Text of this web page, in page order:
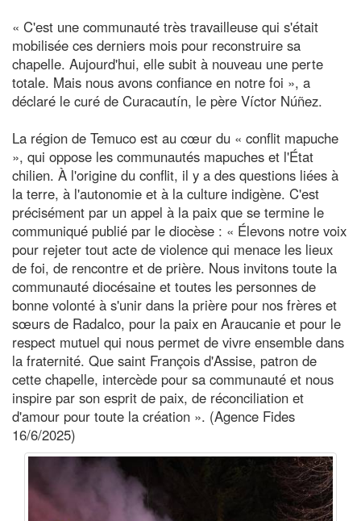
« C'est une communauté très travailleuse qui s'était
mobilisée ces derniers mois pour reconstruire sa
chapelle. Aujourd'hui, elle subit à nouveau une perte
totale. Mais nous avons confiance en notre foi », a
déclaré le curé de Curacautín, le père Víctor Núñez.
La région de Temuco est au cœur du « conflit mapuche
», qui oppose les communautés mapuches et l'État
chilien. À l'origine du conflit, il y a des questions liées à
la terre, à l'autonomie et à la culture indigène. C'est
précisément par un appel à la paix que se termine le
communiqué publié par le diocèse : « Élevons notre voix
pour rejeter tout acte de violence qui menace les lieux
de foi, de rencontre et de prière. Nous invitons toute la
communauté diocésaine et toutes les personnes de
bonne volonté à s'unir dans la prière pour nos frères et
sœurs de Radalco, pour la paix en Araucanie et pour le
respect mutuel qui nous permet de vivre ensemble dans
la fraternité. Que saint François d'Assise, patron de
cette chapelle, intercède pour sa communauté et nous
inspire par son esprit de paix, de réconciliation et
d'amour pour toute la création ». (Agence Fides
16/6/2025)